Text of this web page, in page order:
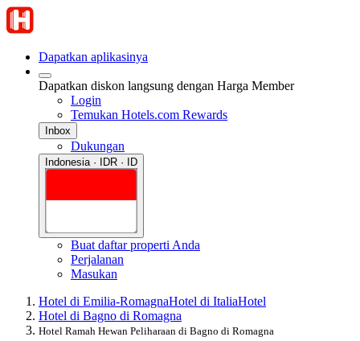
Dapatkan aplikasinya
Dapatkan diskon langsung dengan Harga Member
Login
Temukan Hotels.com Rewards
Inbox
Dukungan
Indonesia · IDR · ID
Buat daftar properti Anda
Perjalanan
Masukan
Hotel di Emilia-RomagnaHotel di ItaliaHotel
Hotel di Bagno di Romagna
Hotel Ramah Hewan Peliharaan di Bagno di Romagna